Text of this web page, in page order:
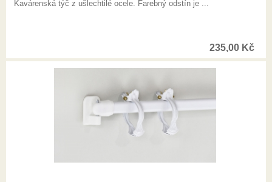
Kavárenská týč z ušlechtilé ocele. Farebný odstín je ...
235,00 Kč